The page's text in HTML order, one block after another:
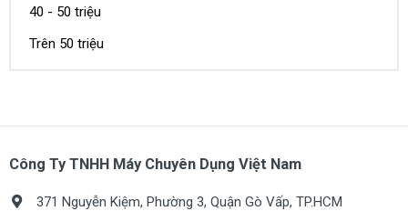
40 - 50 triệu
Trên 50 triệu
Công Ty TNHH Máy Chuyên Dụng Việt Nam
371 Nguyễn Kiệm, Phường 3, Quận Gò Vấp, TP.HCM